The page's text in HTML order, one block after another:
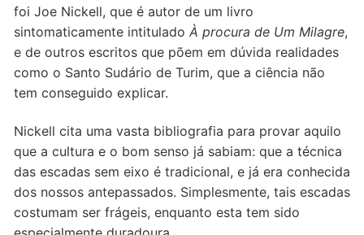
foi Joe Nickell, que é autor de um livro
sintomaticamente intitulado À procura de Um Milagre,
e de outros escritos que põem em dúvida realidades
como o Santo Sudário de Turim, que a ciência não
tem conseguido explicar.
Nickell cita uma vasta bibliografia para provar aquilo
que a cultura e o bom senso já sabiam: que a técnica
das escadas sem eixo é tradicional, e já era conhecida
dos nossos antepassados. Simplesmente, tais escadas
costumam ser frágeis, enquanto esta tem sido